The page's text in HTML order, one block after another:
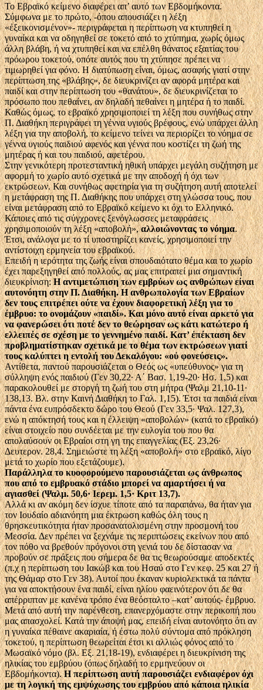
Το Εβραϊκό κείμενο διαφέρει απ’ αυτό των Εβδομήκοντα.
Σύμφωνα με το πρώτο, -όπου απουσιάζει η λέξη
«ἐξεικονισμένον»- περιγράφεται η περίπτωση να κτυπηθεί η
γυναίκα και να οδηγηθεί σε τοκετό από το χτύπημα, χωρίς όμως
άλλη βλάβη, ή να χτυπηθεί και να επέλθη θάνατος εξαιτίας του
πρόωρου τοκετού, οπότε αυτός που τη χτύπησε πρέπει να
τιμωρηθεί για φόνο. Η διατύπωση είναι, όμως, ασαφής γιατί στην
περίπτωση της «βλάβης», δε διευκρινίζει αν αφορά μητέρα και
παιδί και στην περίπτωση του «θανάτου», δε διευκρινίζεται το
πρόσωπο που πεθαίνει, αν δηλαδή πεθαίνει η μητέρα ή το παιδί.
Καθώς όμως, το εβραϊκό χρησιμοποιεί τη λέξη που συνήθως στην
Π. Διαθήκη περιγράφει τη γέννα υγιούς βρέφους, ενώ υπάρχει άλλη
λέξη για την αποβολή, το κείμενο τείνει να περιορίζει το νόημα σε
γέννα υγιούς παιδιού αφενός και γέννα που κοστίζει τη ζωή της
μητέρας ή και του παιδιού, αφετέρου.
Στην γενικότερη προτεσταντική ηθική υπάρχει μεγάλη συζήτηση με
αφορμή το χωρίο αυτό σχετικά με την αποδοχή ή όχι των
εκτρώσεων. Και συνήθως αφετηρία για τη συζήτηση αυτή αποτελεί
η μετάφραση της Π. Διαθήκης που υπάρχει στη γλώσσα τους, που
είναι μετάφραση από το Εβραϊκό κείμενο κι όχι το Ελληνικό.
Κάποιες από τις σύγχρονες ξενόγλωσσες μεταφράσεις
χρησιμοποιούν τη λέξη «αποβολή»,αλλοιώνοντας το νόημα.
Έτσι, ανάλογα με το τί υποστηρίζει κανείς, χρησιμοποιεί την
αντίστοιχη ερμηνεία του εβραϊκού.
Επειδή η ιερότητα της ζωής είναι σπουδαιότατο θέμα και το χωρίο
έχει παρεξηγηθεί από πολλούς, ας μας επιτραπεί μια σημαντική
διευκρίνιση:Η αντιμετώπιση των εμβρύων ως ανθρώπων είναι
αυτονόητη στην Π. Διαθήκη. Η ανθρωπολογία των Εβραίων
δεν τους επιτρέπει ούτε να έχουν διαφορετική λέξη για το
έμβρυο: το ονομάζουν «παιδί». Και μόνο αυτό είναι αρκετό για
να φανερώσει ότι ποτέ δεν το θεώρησαν ως κάτι κατώτερο ή
ελλειπές σε σχέση με το γεννημένο παιδί. Κατ’ ἐπέκταση δεν
προβληματίστηκαν σχετικά με το θέμα των εκτρώσεων γιατί
τους καλύπτει η εντολή του Δεκαλόγου: «οὐ φονεύσεις».
Αντίθετα, παντού παρουσιάζεται ο Θεός ως «υπεύθυνος» για τη
σύλληψη ενός παιδιού (Γεν 30,22· Α΄ Βασ. 1,19-20· Ησ. 1,5) και
παρακολουθεί με στοργή τη ζωή του στη μήτρα (Ψαλμ 21,10-11·
138,13. Βλ. στην Καινή Διαθήκη το Γαλ. 1,15). Έτσι τα παιδιά είναι
πάντα ένα ευπρόσδεκτο δώρο του Θεού (Γεν 33,5· Ψαλ. 127,3),
ενώ η απόκτησή τους και η έλλειψη «αποβολών» (κατά το εβραϊκό)
είναι στοιχείο που συνδέεται με την ευλογία του που θα
απολαύσουν οι Εβραίοι στη γη της επαγγελίας (Εξ. 23,26·
Δευτερον. 28,4. Σημειώστε τη λέξη «αποβολή» στο εβραϊκό, λίγο
μετά το χωρίο που εξετάζουμε).
Παράλληλα το κυοφορούμενο παρουσιάζεται ως άνθρωπος
που από το εμβρυακό στάδιο μπορεί να αμαρτήσει ή να
αγιασθεί (Ψαλμ. 50,6· Ιερεμ. 1,5· Κριτ 13,7).
Αλλά κι αν ακόμη δεν ίσχυε τίποτε από τα παραπάνω, θα ήταν για
τον Ιουδαίο αδιανόητη μια έκτρωση καθώς όλη τους η
θρησκευτικότητα ήταν προσανατολισμένη στην προσμονή του
Μεσσία. Δεν πρέπει να ξεχνάμε τις περιπτώσεις εκείνων που από
τον πόθο να βρεθούν πρόγονοι στη γενιά του δε δίστασαν να
προβούν σε πράξεις που σήμερα δε θα τις θεωρούσαμε αποδεκτές
(π.χ η περίπτωση του Ιακώβ και του Ησαύ στο Γεν κεφ. 25 και 27 ή
της Θάμαρ στο Γεν 38). Αυτοί που έκαναν κυριολεκτικά τα πάντα
για να αποκτήσουν ένα παιδί, είναι ηλίου φαεινότερον ότι δε θα
απέρριπταν με κανένα τρόπο ένα θεόσταλτο –κατ’ αυτούς- έμβρυο.
Μετά από αυτή την παρένθεση, επανερχόμαστε στην περικοπή που
μας απασχολεί. Κατά την άποψή μας, επειδή είναι αυτονόητο ότι αν
η γυναίκα πέθαινε ακαριαία, ή έστω πολύ σύντομα από πρόκληση
τοκετού, η περίπτωση θεωρείται έτσι κι αλλιώς φόνος από το
Μωσαϊκό νόμο (βλ. Εξ. 21,18-19), ενδιαφέρει η διευκρίνιση της
ηλικίας του εμβρύου (όπως δηλαδή το ερμηνεύουν οι
Εβδομήκοντα).Η περίπτωση αυτή παρουσιάζει ενδιαφέρον όχι
με τη λογική της εμψύχωσης του εμβρύου από κάποια ηλικία